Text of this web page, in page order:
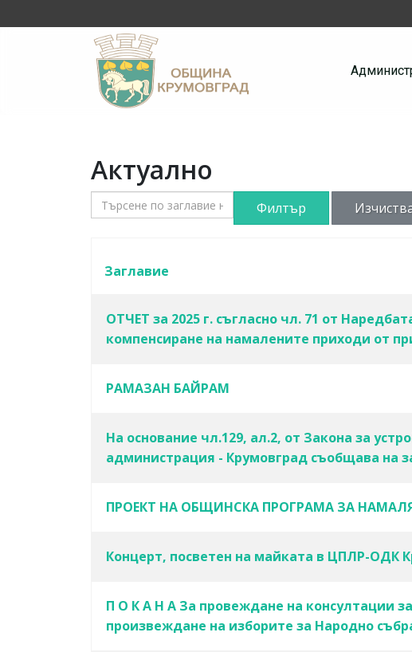
Актуално
Търсене по заглавие на контакта
Филтър
Заглавие
ОТЧЕТ за 2025 г. съгласно чл. 71 от
компенсиране на намалените приходи от
РАМАЗАН БАЙРАМ
На основание чл.129, ал.2, от Закона за
администрация - Крумовград съобщава на
ПРОЕКТ НА ОБЩИНСКА ПРОГРАМА ЗА
Концерт, посветен на майката в ЦПЛР-ОДК
П О К А Н А За провеждане на консултации
произвеждане на изборите за Народно